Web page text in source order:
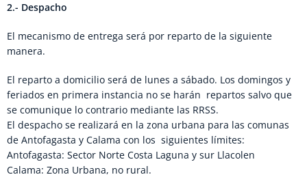
2.- Despacho
El mecanismo de entrega será por reparto de la siguiente
manera.
El reparto a domicilio será de lunes a sábado. Los domingos y
feriados en primera instancia no se harán repartos salvo que
se comunique lo contrario mediante las RRSS.
El despacho se realizará en la zona urbana para las comunas
de Antofagasta y Calama con los siguientes límites:
Antofagasta: Sector Norte Costa Laguna y sur Llacolen
Calama: Zona Urbana, no rural.